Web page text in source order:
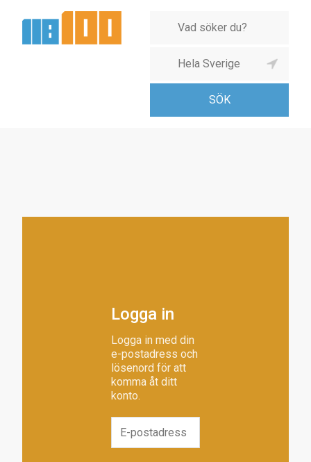
Logga in
Logga in med din
e-postadress och
lösenord för att
komma åt ditt
konto.